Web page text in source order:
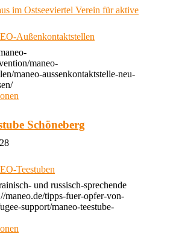
im Ostseeviertel Verein für aktive
Außenkontaktstellen
maneo-
maneo-aussenkontaktstelle-neu-
Schöneberg
Teestuben
und russisch-sprechende
maneo.de/tipps-fuer-opfer-von-
support/maneo-teestube-